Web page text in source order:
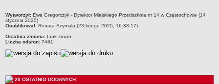
Wielofunkcyjna Placówka
Specjalny Ośrodek nr 1
Specjalny Ośrodek nr 5
Dane podstawowe
metryczka
Wytworzył: Ewa Gregorczyk - Dyrektor Miejskiego Przedszkola nr 14 w Częstochowie (14
stycznia 2025)
Opublikował: Renata Szymala (23 lutego 2025, 16:33:17)
Ostatnia zmiana: brak zmian
Liczba odsłon: 7461
20 OSTATNIO DODANYCH